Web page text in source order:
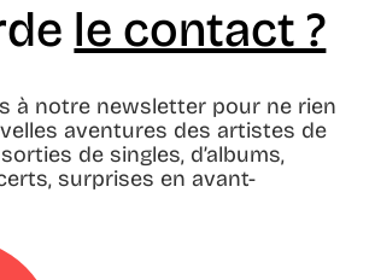
le contact ?
à notre newsletter pour ne rien
aventures des artistes de
de singles, d’albums,
surprises en avant-